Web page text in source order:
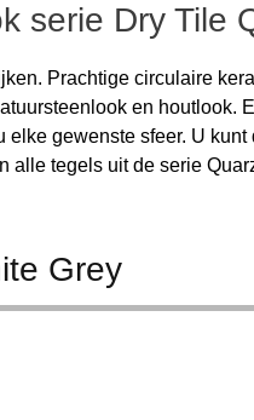
serie Dry Tile
Prachtige circulaire
en houtlook.
elke gewenste sfeer. U
alle tegels uit de serie
Grey